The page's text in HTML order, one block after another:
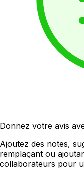
Donnez votre avis
Ajoutez des notes,
remplaçant ou
collaborateurs pour